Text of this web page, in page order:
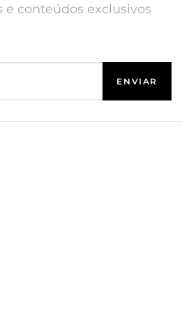
e conteúdos exclusivos